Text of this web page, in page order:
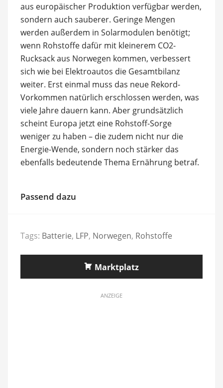
aus europäischer Produktion verfügbar werden,
sondern auch sauberer. Geringe Mengen
werden außerdem in Solarmodulen benötigt;
wenn Rohstoffe dafür mit kleinerem CO2-
Rucksack aus Norwegen kommen, verbessert
sich wie bei Elektroautos die Gesamtbilanz
weiter. Erst einmal muss das neue Rekord-
Vorkommen natürlich erschlossen werden, was
viele Jahre dauern kann. Aber grundsätzlich
scheint Europa jetzt eine Rohstoff-Sorge
weniger zu haben – die zudem nicht nur die
Energie-Wende, sondern noch stärker das
ebenfalls bedeutende Thema Ernährung betraf.
Passend dazu
Tags: Batterie, LFP, Norwegen, Rohstoffe
Marktplatz
ANZEIGE